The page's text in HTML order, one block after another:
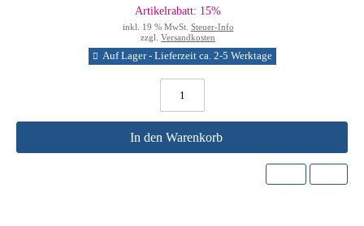
Artikelrabatt: 15%
inkl. 19 % MwSt. Steuer-Info
zzgl. Versandkosten
Auf Lager - Lieferzeit ca. 2-5 Werktage
In den Warenkorb